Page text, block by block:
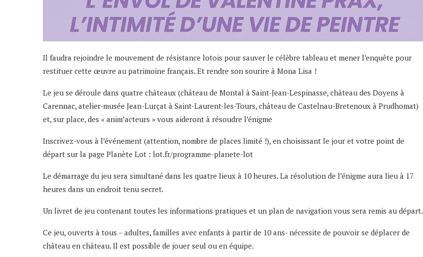
Il faudra rejoindre le mouvement de résistance lotois pour sauver le célèbre tableau et mener l’enquête pour
restituer cette œuvre au patrimoine français. Et rendre son sourire à Mona Lisa !
Le jeu se déroule dans quatre châteaux (château de Montal à Saint-Jean-Lespinasse, château des Doyens à
Carennac, atelier-musée Jean-Lurçat à Saint-Laurent-les-Tours, château de Castelnau-Bretenoux à Prudhomat)
et, sur place, des « anim’acteurs » vous aideront à résoudre l’énigme
Inscrivez-vous à l’événement (attention, nombre de places limité !), en choisissant le jour et votre point de
départ sur la page Planète Lot : lot.fr/programme-planete-lot
Le démarrage du jeu sera simultané dans les quatre lieux à 10 heures. La résolution de l’énigme aura lieu à 17
heures dans un endroit tenu secret.
Un livret de jeu contenant toutes les informations pratiques et un plan de navigation vous sera remis au départ.
Ce jeu, ouverts à tous – adultes, familles avec enfants à partir de 10 ans- nécessite de pouvoir se déplacer de
château en château. Il est possible de jouer seul ou en équipe.